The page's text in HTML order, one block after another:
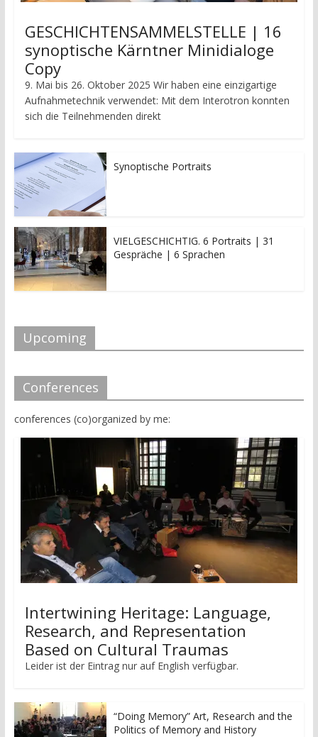
GESCHICHTENSAMMELSTELLE | 16
synoptische Kärntner Minidialoge
Copy
9. Mai bis 26. Oktober 2025 Wir haben eine einzigartige
Aufnahmetechnik verwendet: Mit dem Interotron konnten
sich die Teilnehmenden direkt
Synoptische Portraits
VIELGESCHICHTIG. 6 Portraits | 31
Gespräche | 6 Sprachen
Upcoming
Conferences
conferences (co)organized by me:
Intertwining Heritage: Language,
Research, and Representation
Based on Cultural Traumas
Leider ist der Eintrag nur auf English verfügbar.
“Doing Memory” Art, Research and the
Politics of Memory and History